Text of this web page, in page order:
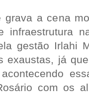
grava a cena
infraestrutura
gestão Irlahi
exaustas, já
com os